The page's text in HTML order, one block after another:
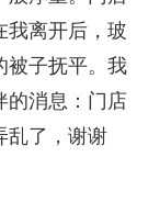
我离开后，玻
被子抚平。我
的消息：门店
乱了，谢谢